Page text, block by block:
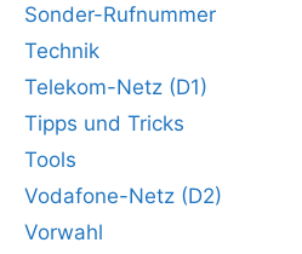
Sonder-Rufnummer
Technik
Telekom-Netz (D1)
Tipps und Tricks
Tools
Vodafone-Netz (D2)
Vorwahl